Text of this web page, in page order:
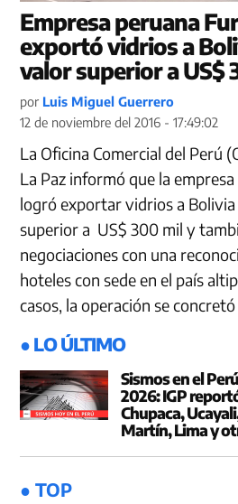
Empresa peruana
exportó vidrios a
valor superior a US$
por Luis Miguel Guerrero
12 de noviembre del 2016 - 17:49:02
La Oficina Comercial del Perú
La Paz informó que la
logró exportar vidrios a
superior a US$ 300 mil y
negociaciones con una
hoteles con sede en el país
casos, la operación se
● LO ÚLTIMO
Sismos en el
2026: IGP
Chupaca,
Martín, Lima y
● TOP